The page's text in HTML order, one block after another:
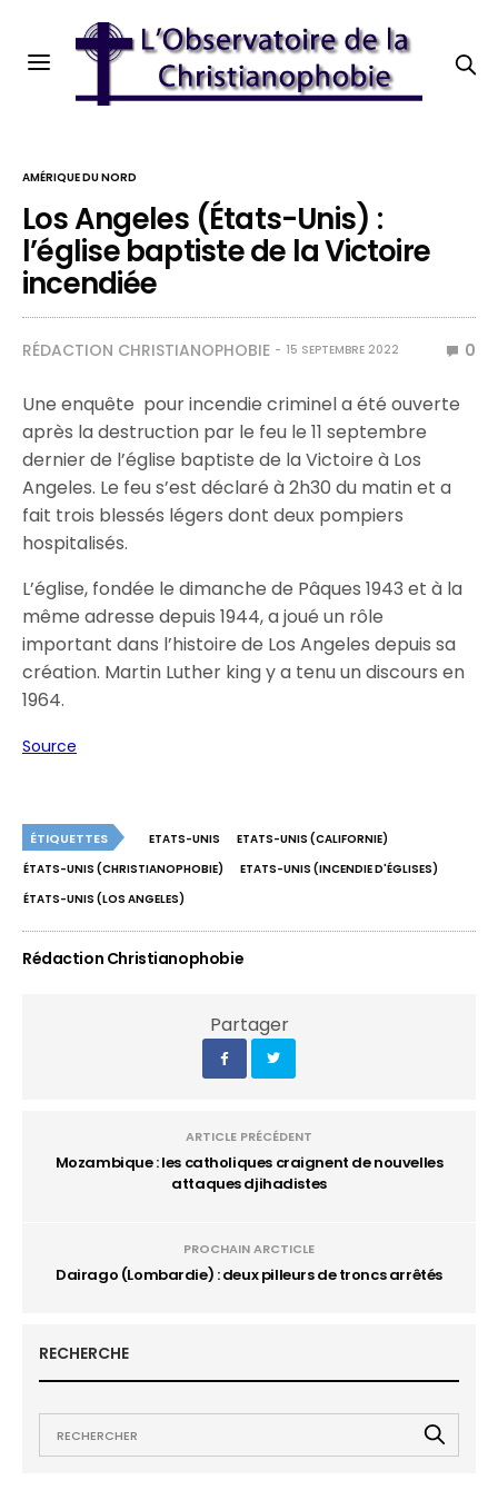
AMÉRIQUE DU NORD
Los Angeles (États-Unis) :
l’église baptiste de la Victoire
incendiée
RÉDACTION CHRISTIANOPHOBIE 15 SEPTEMBRE 2022 0
Une enquête pour incendie criminel a été ouverte
après la destruction par le feu le 11 septembre
dernier de l’église baptiste de la Victoire à Los
Angeles. Le feu s’est déclaré à 2h30 du matin et a
fait trois blessés légers dont deux pompiers
hospitalisés.
L’église, fondée le dimanche de Pâques 1943 et à la
même adresse depuis 1944, a joué un rôle
important dans l’histoire de Los Angeles depuis sa
création. Martin Luther king y a tenu un discours en
1964.
Source
ÉTIQUETTES ETATS-UNIS
ETATS-UNIS (CALIFORNIE)
ÉTATS-UNIS (CHRISTIANOPHOBIE)
ETATS-UNIS (INCENDIE D'ÉGLISES)
ÉTATS-UNIS (LOS ANGELES)
Rédaction Christianophobie
Partager
ARTICLE PRÉCÉDENT
Mozambique : les catholiques craignent de nouvelles
attaques djihadistes
PROCHAIN ARCTICLE
Dairago (Lombardie) : deux pilleurs de troncs arrêtés
RECHERCHE